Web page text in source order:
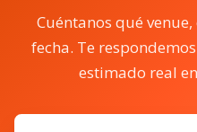
Cuéntanos qué
fecha. Te
estimado real